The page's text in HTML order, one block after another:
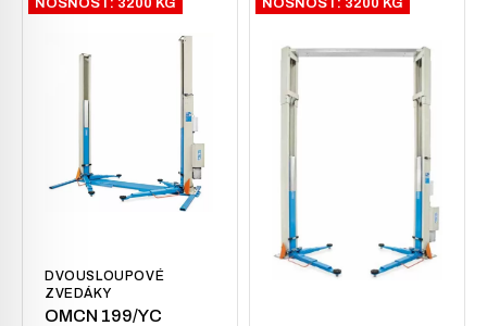
NOSNOST: 3200 KG
DVOUSLOUPOVÉ
ZVEDÁKY
OMCN 199/YC
NOSNOST: 3200 KG